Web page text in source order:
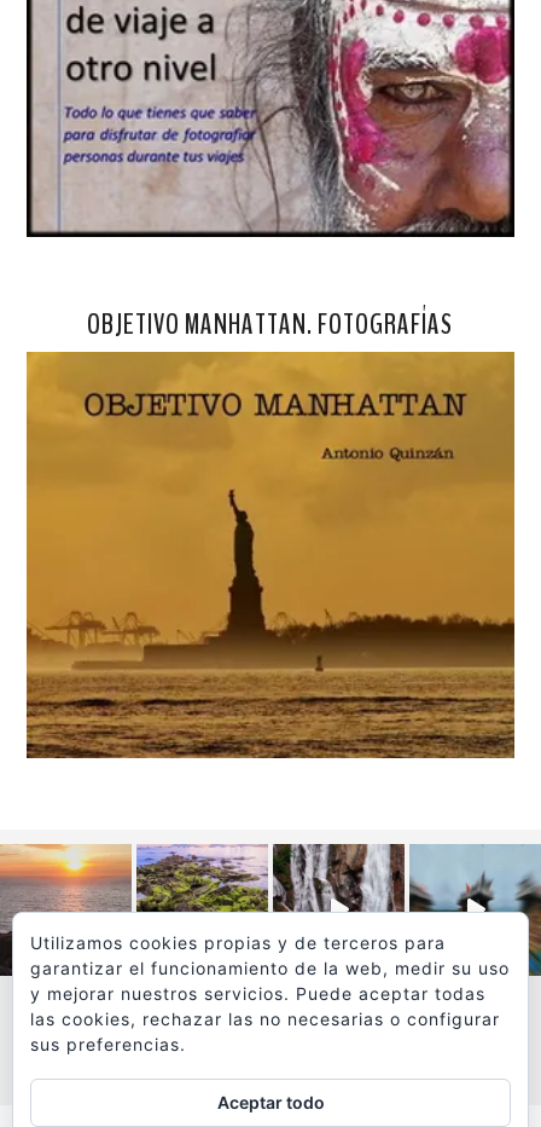
OBJETIVO MANHATTAN. FOTOGRAFÍAS
VER MÁS
Utilizamos cookies propias y de terceros para
garantizar el funcionamiento de la web, medir su uso
y mejorar nuestros servicios. Puede aceptar todas
las cookies, rechazar las no necesarias o configurar
sus preferencias.
Aceptar todo